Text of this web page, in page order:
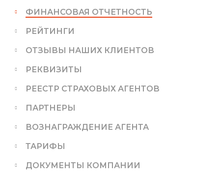
ФИНАНСОВАЯ ОТЧЕТНОСТЬ
РЕЙТИНГИ
ОТЗЫВЫ НАШИХ КЛИЕНТОВ
РЕКВИЗИТЫ
РЕЕСТР СТРАХОВЫХ АГЕНТОВ
ПАРТНЕРЫ
ВОЗНАГРАЖДЕНИЕ АГЕНТА
ТАРИФЫ
ДОКУМЕНТЫ КОМПАНИИ